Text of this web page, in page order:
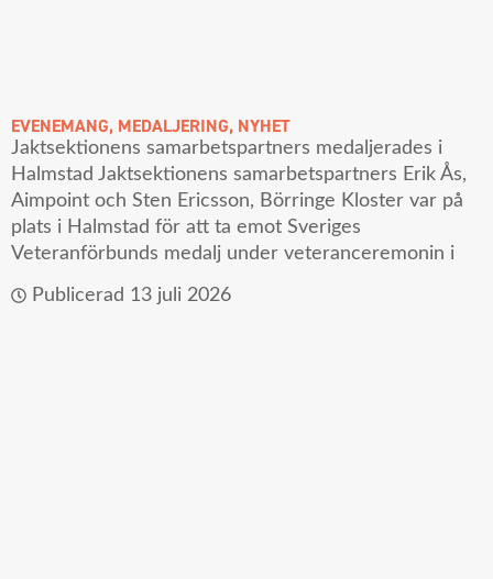
EVENEMANG, MEDALJERING, NYHET
Jaktsektionens samarbetspartners medaljerades i
Halmstad Jaktsektionens samarbetspartners Erik Ås,
Aimpoint och Sten Ericsson, Börringe Kloster var på
plats i Halmstad för att ta emot Sveriges
Veteranförbunds medalj under veteranceremonin i
Publicerad 13 juli 2026